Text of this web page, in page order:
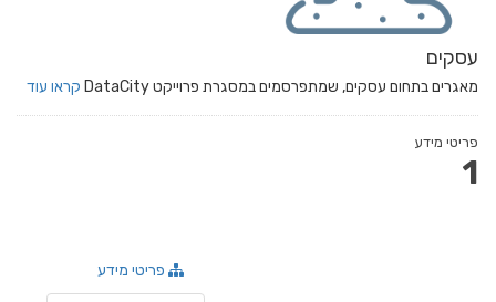
עסקים
מאגרים בתחום עסקים, שמתפרסמים במסגרת פרוייקט DataCity קראו עוד
פריטי מידע
1
פריטי מידע